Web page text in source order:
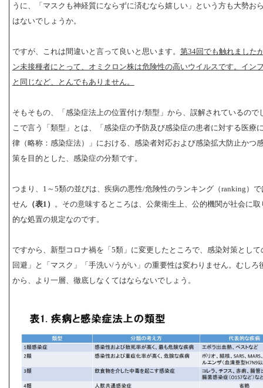
うに、「マスクも神経質にならずに済むなら嬉しい」という方も大勢お
はないでしょうか。
ですが、これは間違いと言って良いと思います。 第34回でも触れました
ン未接種者にとって、オミクロン株は危険性の高いウイルスです。イン
と同じなど、とんでもありません。
そもそもの、「感染症法上の位置付け/類型」から、誤解されているので
こで言う「類型」とは、「感染症の予防及び感染症の患者に対する医療
律（略称：感染症法）」における、感染者対応および感染拡大防止かつ
策を目的とした、感染症の分類です。
つまり、1～5類の並びは、疾病の悪性/危険性のランキング（ranking）
せん （表1）
。その意味するところは、公衆衛生上、公的機関が社会に取
的な処置の規定なのです。
ですから、新型コロナ禍を「5類」に変更したところで、感染対策として
回避」と「マスク」「手洗い/うがい」の重要性は変わりません。むしろ
から、より一層、徹底しなくてはならないでしょう。